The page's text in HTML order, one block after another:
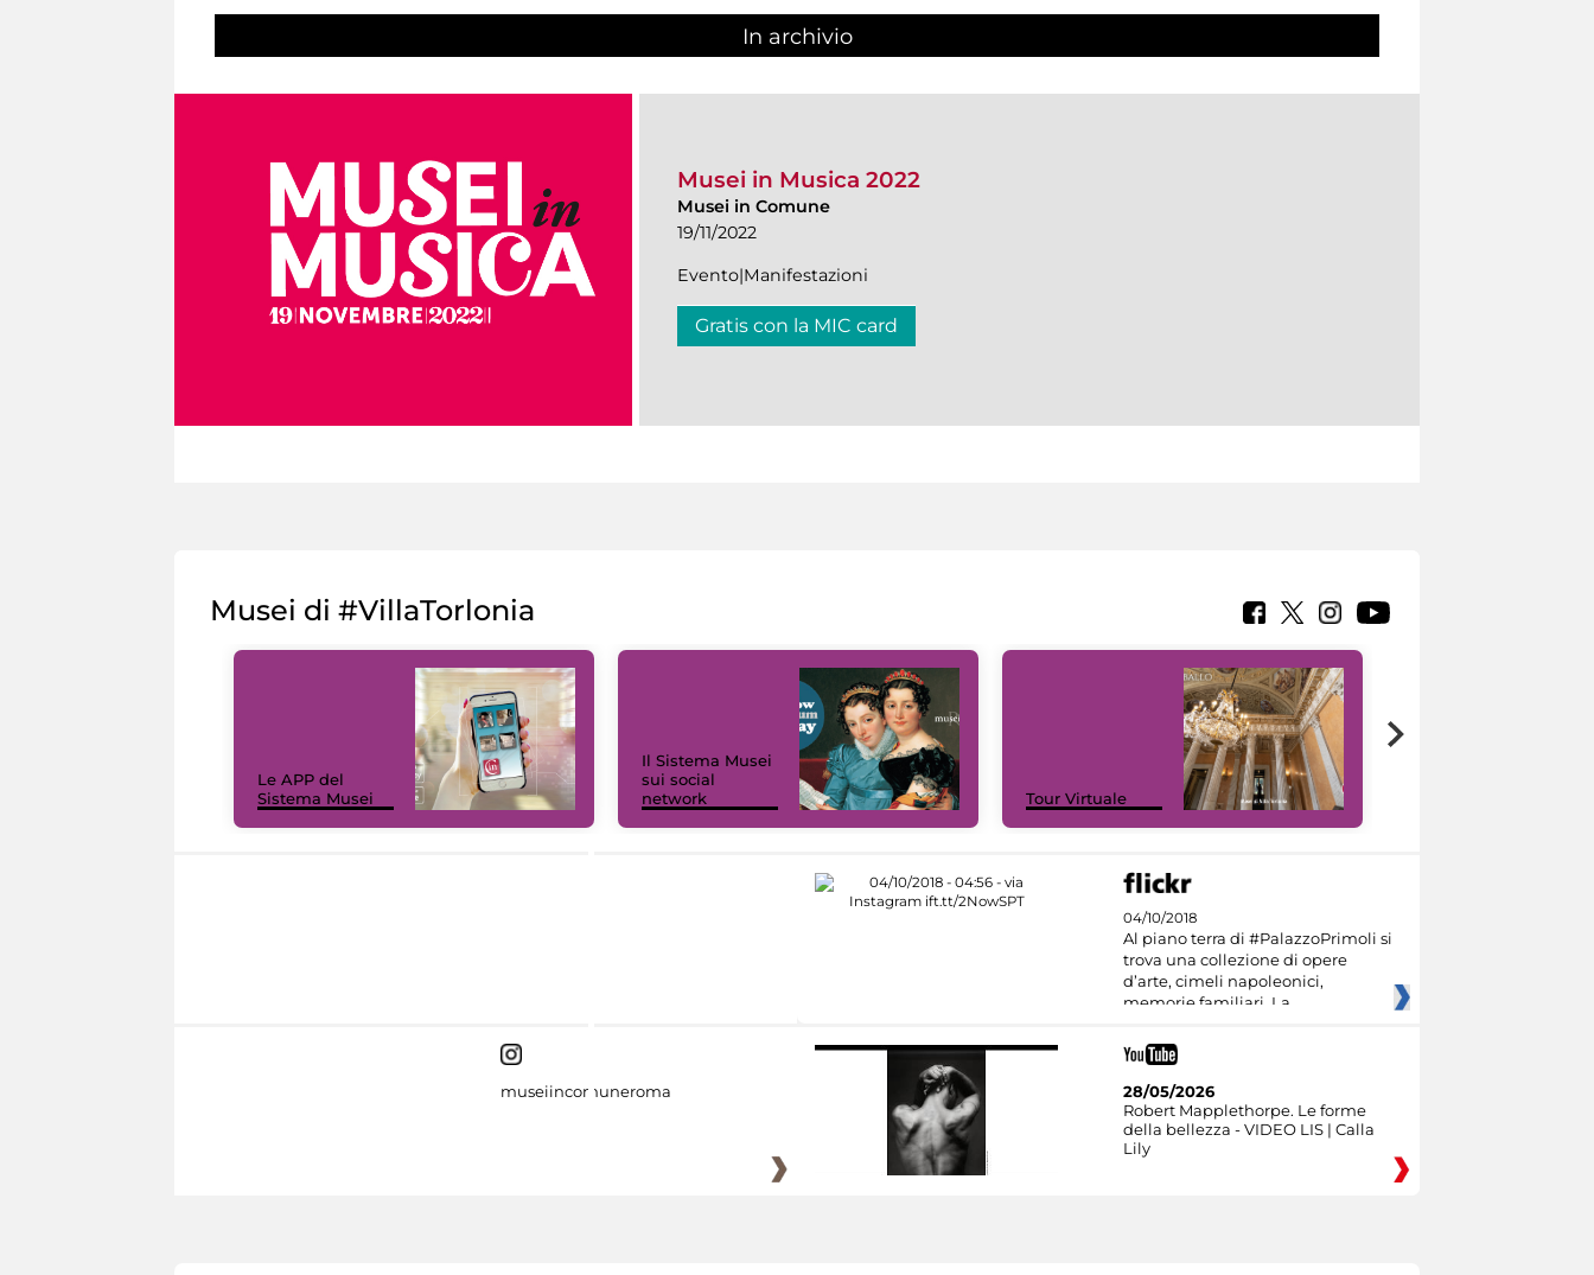
In archivio
Musei in Musica 2022
Musei in Comune
19/11/2022
Evento|Manifestazioni
Gratis con la MIC card
Musei di #VillaTorlonia
Le APP del
Sistema Musei
Il Sistema Musei
sui social
network
Tour Virtuale
04/10/2018
Al piano terra di #PalazzoPrimoli si
trova una collezione di opere
d’arte, cimeli napoleonici,
memorie familiari. La
museiincomuneroma
28/05/2026
Robert Mapplethorpe. Le forme
della bellezza - VIDEO LIS | Calla
Lily